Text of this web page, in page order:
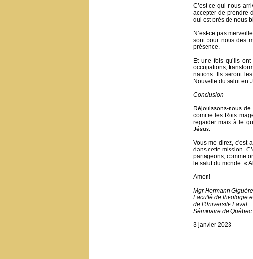
C’est ce qui nous
accepter de prendre
qui est près de nous
N’est-ce pas
sont pour nous des
présence.
Et une fois qu’ils
occupations,
nations. Ils seront
Nouvelle du salut en
Conclusion
Réjouissons-nous
comme les Rois
regarder mais à le
Jésus.
Vous me direz, c'est
dans cette mission.
partageons, comme
le salut du monde. «
Amen!
Mgr Hermann Giguère
Faculté de théologie
de l'Université Laval
Séminaire de Québec
3 janvier 2023